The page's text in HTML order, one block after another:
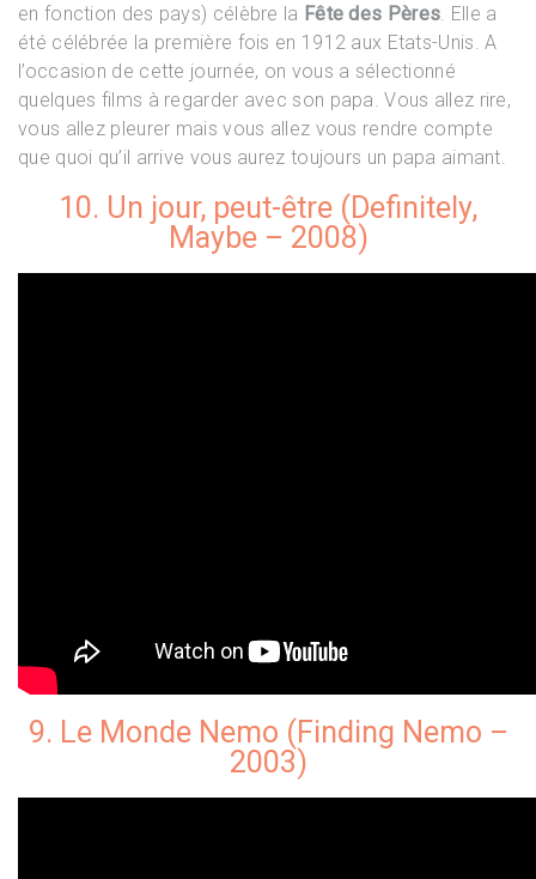
en fonction des pays) célèbre la Fête des Pères . Elle a
été célébrée la première fois en 1912 aux Etats-Unis. A
l’occasion de cette journée, on vous a sélectionné
quelques films à regarder avec son papa. Vous allez rire,
vous allez pleurer mais vous allez vous rendre compte
que quoi qu’il arrive vous aurez toujours un papa aimant.
10. Un jour, peut-être (Definitely,
Maybe – 2008)
9. Le Monde Nemo (Finding Nemo –
2003)